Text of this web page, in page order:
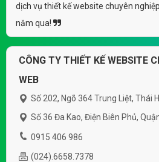
dịch vụ thiết kế website chuyên
năm qua!
CÔNG TY THIẾT KẾ WEBSITE
WEB
Số 202, Ngõ 364 Trung Liệt, Thái
Số 36 Đa Kao, Điện Biên Phủ,
0915 406 986
(024).6658.7378